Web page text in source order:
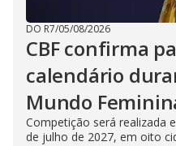
DO R7/05/08/2026
CBF confirma
calendário
Mundo
Competição será realizada
de julho de 2027, em oito